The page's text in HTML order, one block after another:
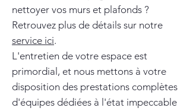
nettoyer vos murs et plafonds ?
Retrouvez plus de détails sur notre
service ici.
L'entretien de votre espace est
primordial, et nous mettons à votre
disposition des prestations complètes
d'équipes dédiées à l'état impeccable